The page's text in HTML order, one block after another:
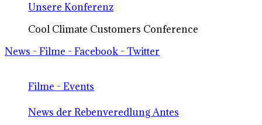
Unsere Konferenz
Cool Climate Customers Conference
News - Filme - Facebook - Twitter
Filme - Events
News der Rebenveredlung Antes